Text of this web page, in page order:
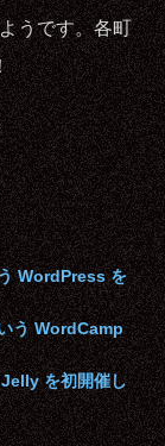
うです。各町
WordPress を
う WordCamp
を初開催し